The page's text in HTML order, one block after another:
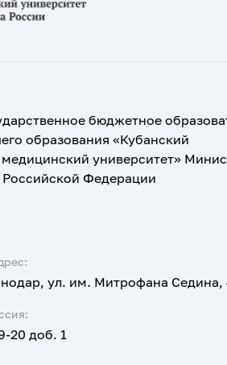
бюджетное
образования «Кубанский
университет»
Федерации
ул. им. Митрофана Седина,
20 доб. 1